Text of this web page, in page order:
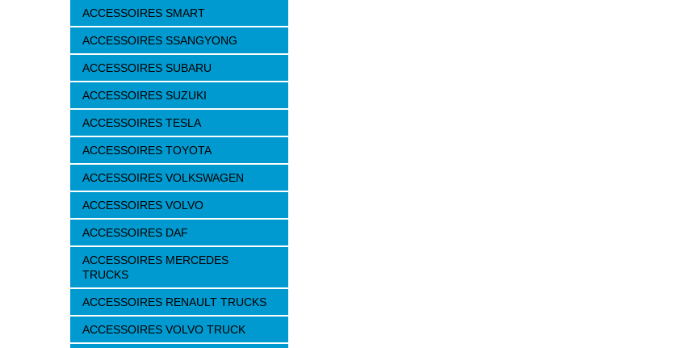
ACCESSOIRES SMART
ACCESSOIRES SSANGYONG
ACCESSOIRES SUBARU
ACCESSOIRES SUZUKI
ACCESSOIRES TESLA
ACCESSOIRES TOYOTA
ACCESSOIRES VOLKSWAGEN
ACCESSOIRES VOLVO
ACCESSOIRES DAF
ACCESSOIRES MERCEDES
TRUCKS
ACCESSOIRES RENAULT TRUCKS
ACCESSOIRES VOLVO TRUCK